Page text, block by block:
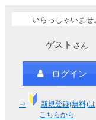
いらっしゃいませ。
ゲスト さん
ログイン
⇒
新規登録(無料)は
こちらから